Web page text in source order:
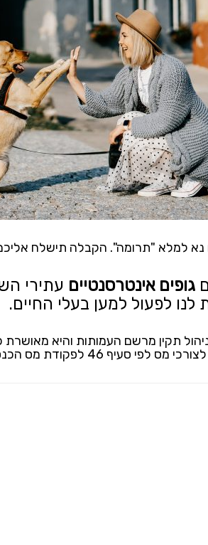
למלא "תרומה". הקבלה תישלח
גופים אינטרסנטיים עתירי
לנו לפעול למען בעלי החיים.
תקין מרשם העמותות והיא מאושרת
סעיף 46 לפקודת מס הכנסה.